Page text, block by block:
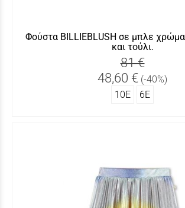
Φούστα BILLIEBLUSH σε μπλε
και τούλι.
81 €
48,60 € (-40%)
10Ε
6Ε